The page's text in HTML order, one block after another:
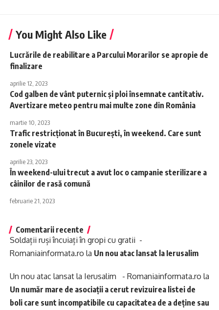
You Might Also Like
Lucrările de reabilitare a Parcului Morarilor se apropie de
finalizare
aprilie 12, 2023
Cod galben de vânt puternic și ploi însemnate cantitativ.
Avertizare meteo pentru mai multe zone din România
martie 10, 2023
Trafic restricționat în București, în weekend. Care sunt
zonele vizate
aprilie 23, 2023
În weekend-ului trecut a avut loc o campanie sterilizare a
câinilor de rasă comună
februarie 21, 2023
Comentarii recente
Soldații ruși încuiați în gropi cu gratii -
Romaniainformata.ro la Un nou atac lansat la Ierusalim
Un nou atac lansat la Ierusalim - Romaniainformata.ro la
Un număr mare de asociații a cerut revizuirea listei de
boli care sunt incompatibile cu capacitatea de a deține sau